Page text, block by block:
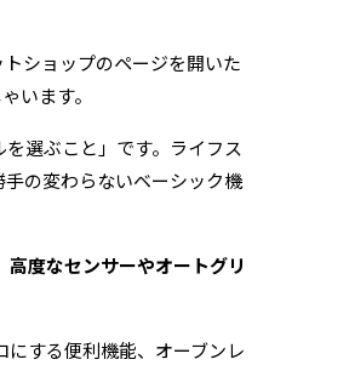
ショップのページを開いた
います。
選ぶこと」です。ライフス
の変わらないベーシック機
高度なセンサーやオートグリ
する便利機能、オーブンレ